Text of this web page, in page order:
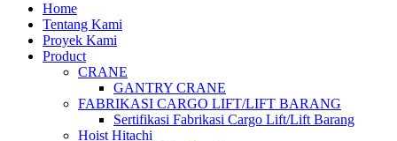
Home
Tentang Kami
Proyek Kami
Product
CRANE
GANTRY CRANE
FABRIKASI CARGO LIFT/LIFT BARANG
Sertifikasi Fabrikasi Cargo Lift/Lift Barang
Hoist Hitachi